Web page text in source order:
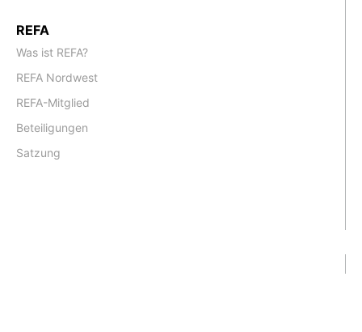
REFA
Was ist REFA?
REFA Nordwest
REFA-Mitglied
Beteiligungen
Satzung